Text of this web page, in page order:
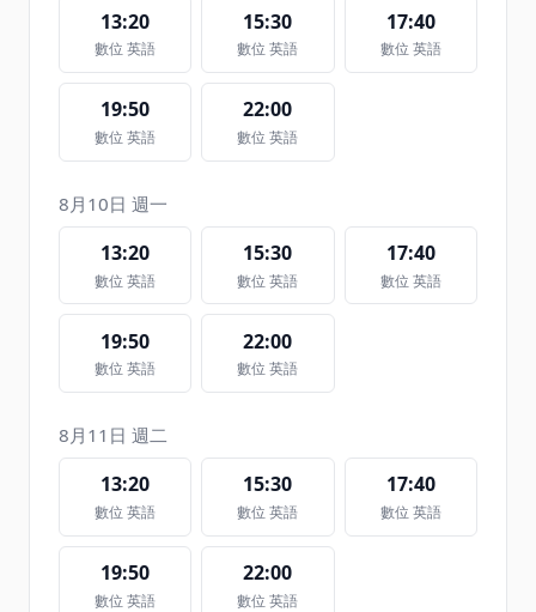
13:20
數位 英語
15:30
數位 英語
17:40
數位 英語
19:50
數位 英語
22:00
數位 英語
8月10日 週一
13:20
數位 英語
15:30
數位 英語
17:40
數位 英語
19:50
數位 英語
22:00
數位 英語
8月11日 週二
13:20
數位 英語
15:30
數位 英語
17:40
數位 英語
19:50
數位 英語
22:00
數位 英語